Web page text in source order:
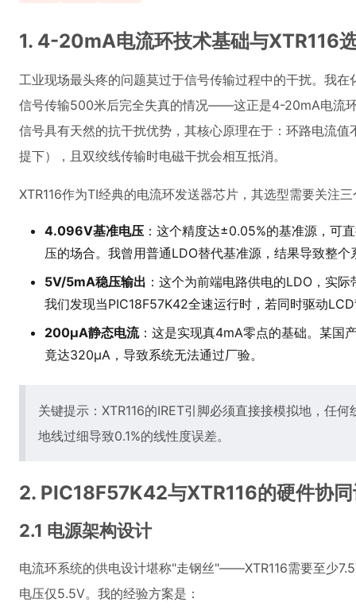
4.096V基准电压：这个精度达±0.05%的基准源，可
压的场合。我曾用普通LDO替代基准源，结果导致整个
5V/5mA稳压输出：这个为前端电路供电的LDO，实
我们发现当PIC18F57K42全速运行时，若同时驱动
200μA静态电流：这是实现真4mA零点的基础。某国
关键提示：XTR116的IRET引脚必须直接接模拟地，任
地线过细导致0.1%的线性度误差。
2. PIC18F57K42与XTR116的硬件协
2.1 电源架构设计
电流环系统的供电设计堪称"走钢丝"——XTR116需要至少
电压仅5.5V。我的经验方案是：
利用XTR116内置的5V稳压器给MCU供电
需接4.7μF低ESR陶瓷电容，否则可能引发振荡。